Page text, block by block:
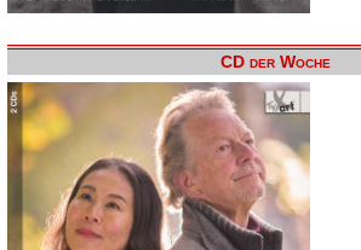
CD der Woche